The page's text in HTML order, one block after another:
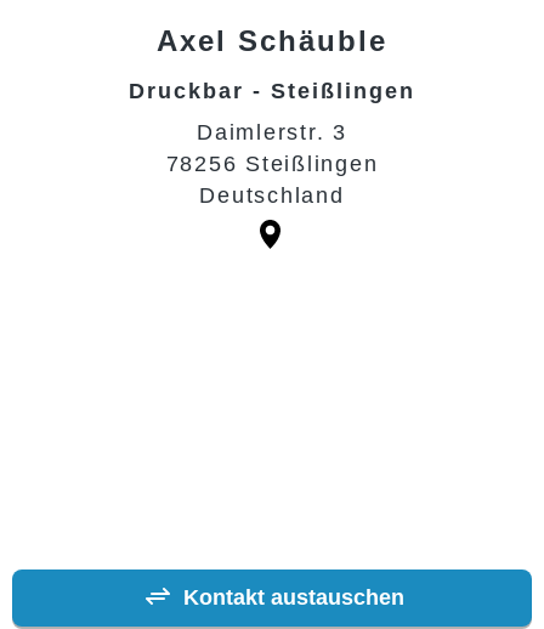
Axel Schäuble
Druckbar - Steißlingen
Daimlerstr. 3
78256 Steißlingen
Deutschland
Kontakt austauschen